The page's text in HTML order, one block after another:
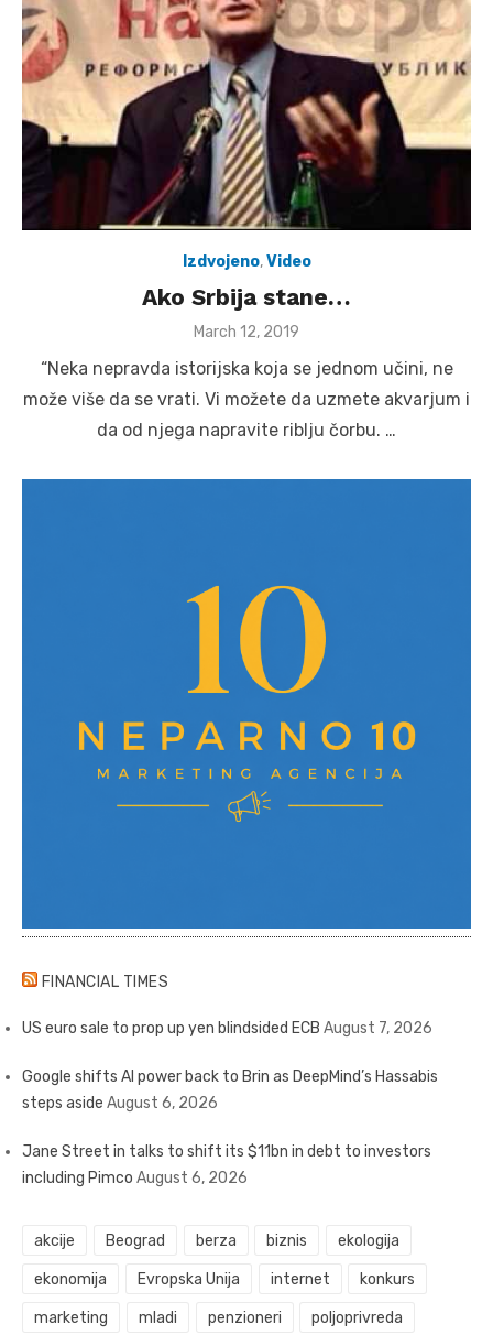
Izdvojeno,Video
Ako Srbija stane…
Posted
March 12, 2019
“Neka nepravda istorijska koja se jednom učini, ne
može više da se vrati. Vi možete da uzmete akvarjum i
da od njega napravite riblju čorbu. …
FINANCIAL TIMES
US euro sale to prop up yen blindsided ECB August 7, 2026
Google shifts AI power back to Brin as DeepMind’s Hassabis
steps aside August 6, 2026
Jane Street in talks to shift its $11bn in debt to investors
including Pimco August 6, 2026
akcije Beograd berza biznis ekologija
ekonomija Evropska Unija internet konkurs
marketing mladi penzioneri poljoprivreda